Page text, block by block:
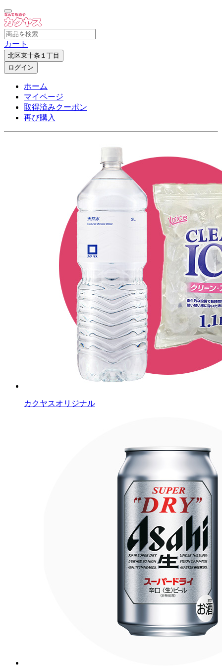
カート
北区東十条１丁目
ログイン
ホーム
マイページ
取得済みクーポン
再び購入
カクヤスオリジナル